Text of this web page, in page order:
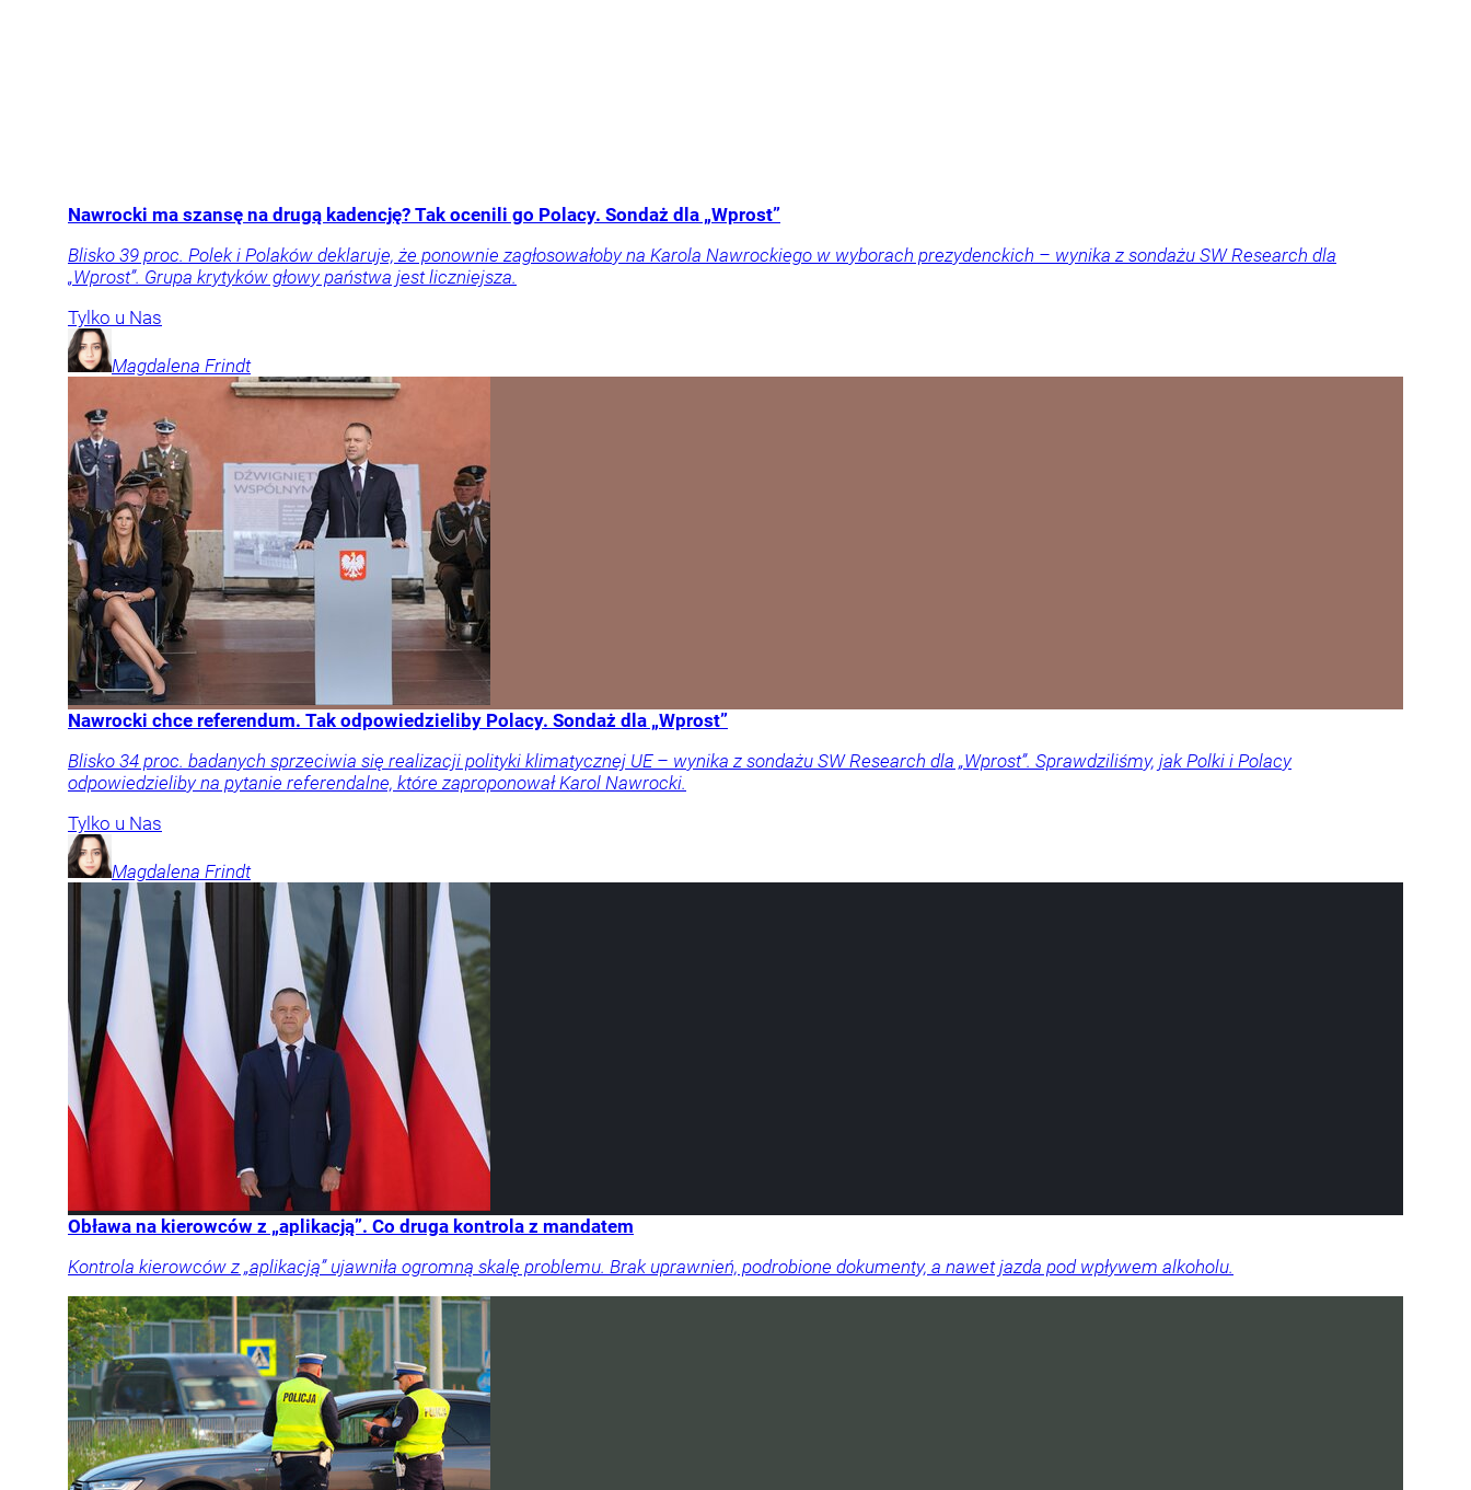
Nawrocki ma szansę na drugą kadencję? Tak ocenili go Polacy. Sondaż dla „Wprost”
Blisko 39 proc. Polek i Polaków deklaruje, że ponownie zagłosowałoby na Karola Nawrockiego w wyborach prezydenckich – wynika z sondażu SW Research dla
„Wprost”. Grupa krytyków głowy państwa jest liczniejsza.
Tylko u Nas
Magdalena Frindt
Nawrocki chce referendum. Tak odpowiedzieliby Polacy. Sondaż dla „Wprost”
Blisko 34 proc. badanych sprzeciwia się realizacji polityki klimatycznej UE – wynika z sondażu SW Research dla „Wprost”. Sprawdziliśmy, jak Polki i Polacy
odpowiedzieliby na pytanie referendalne, które zaproponował Karol Nawrocki.
Tylko u Nas
Magdalena Frindt
Obława na kierowców z „aplikacją”. Co druga kontrola z mandatem
Kontrola kierowców z „aplikacją” ujawniła ogromną skalę problemu. Brak uprawnień, podrobione dokumenty, a nawet jazda pod wpływem alkoholu.